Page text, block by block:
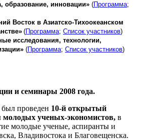
образование, инновации» (Программа;
Восток в Азиатско-Тихоокеанском
(Программа; Список участников)
исследования, технологии,
(Программа; Список участников)
и семинары 2008 года.
был проведен 10-й открытый
молодых ученых-экономистов, в
молодые ученые, аспиранты и
Владивостока и Благовещенска.